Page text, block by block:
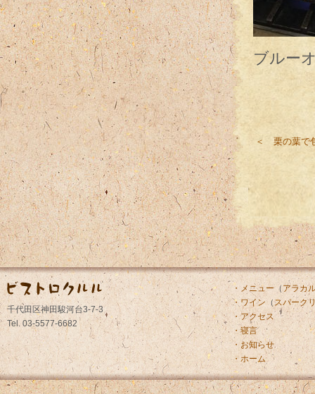
ブルー
＜ 栗の葉で
千代田区神田駿河台3-7-3
Tel. 03-5577-6682
・メニュー（ アラカ
・ワイン （スパーク
・アクセス
・寝言
・お知らせ
・ホーム